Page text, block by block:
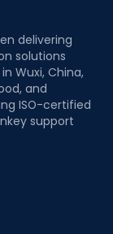
delivering
solutions
Wuxi, China,
and
ISO-certified
support